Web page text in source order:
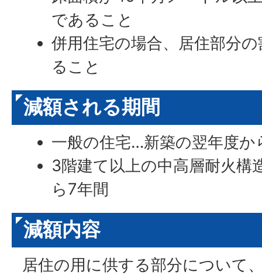
であること
併用住宅の場合、居住部分
ること
減額される期間
一般の住宅…新築の翌年度か
3階建て以上の中高層耐火構
ら7年間
減額内容
居住の用に供する部分について